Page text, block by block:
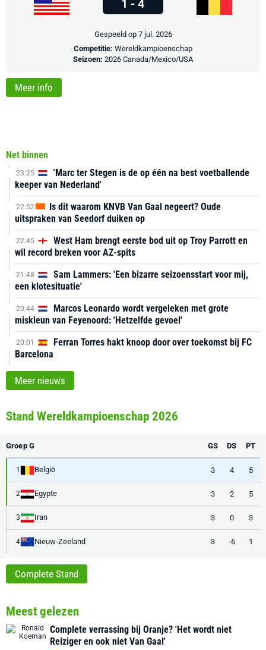
Net binnen
23:25
'Marc ter Stegen is de op één na best voetballende
keeper van Nederland'
22:52
Is dit waarom KNVB Van Gaal negeert? Oude
uitspraken van Seedorf duiken op
22:45
West Ham brengt eerste bod uit op Troy Parrott en
wil record breken voor AZ-spits
21:48
Sam Lammers: 'Een bizarre seizoensstart voor mij,
een klotesituatie'
20:44
Marcos Leonardo wordt vergeleken met grote
miskleun van Feyenoord: 'Hetzelfde gevoel'
20:01
Ferran Torres hakt knoop door over toekomst bij FC
Barcelona
Meer nieuws
1 - 4
Gespeeld op 7 jul. 2026
Competitie: Wereldkampioenschap
Seizoen: 2026 Canada/Mexico/USA
Meer info
Stand Wereldkampioenschap 2026
Groep G GS DS PT
1 België 3 4 5
2 Egypte 3 2 5
3 Iran 3 0 3
4 Nieuw-Zeeland 3 -6 1
Complete Stand
Meest gelezen
Complete verrassing bij Oranje? 'Het wordt niet
Reiziger en ook niet Van Gaal'